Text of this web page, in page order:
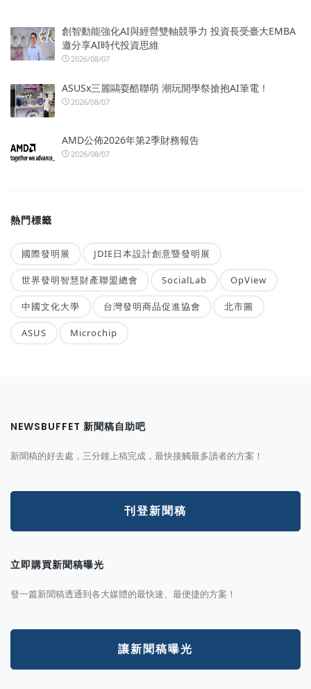
創智動能強化AI與經營雙軸競爭力 投資長受臺大EMBA
邀分享AI時代投資思維
2026/08/07
ASUSx三麗鷗耍酷聯萌 潮玩開學祭搶抱AI筆電！
2026/08/07
AMD公佈2026年第2季財務報告
2026/08/07
熱門標籤
國際發明展 JDIE日本設計創意暨發明展
世界發明智慧財產聯盟總會 SocialLab OpView
中國文化大學 台灣發明商品促進協會 北市圖
ASUS Microchip
NEWSBUFFET 新聞稿自助吧
新聞稿的好去處，三分鐘上稿完成，最快接觸最多讀者的方案！
刊登新聞稿
立即購買新聞稿曝光
發一篇新聞稿透通到各大媒體的最快速、最便捷的方案！
讓新聞稿曝光